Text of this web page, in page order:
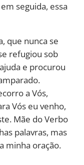
seguida, essa
que nunca se
refugiou sob
e procurou
a Vós,
Vós eu venho,
Mãe do Verbo
palavras, mas
minha oração.